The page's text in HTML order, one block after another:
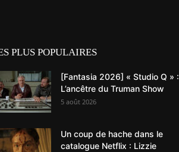
PLUS POPULAIRES
[Fantasia 2026] « Studio Q » :
L’ancêtre du Truman Show
5 août 2026
Un coup de hache dans le
catalogue Netflix : Lizzie